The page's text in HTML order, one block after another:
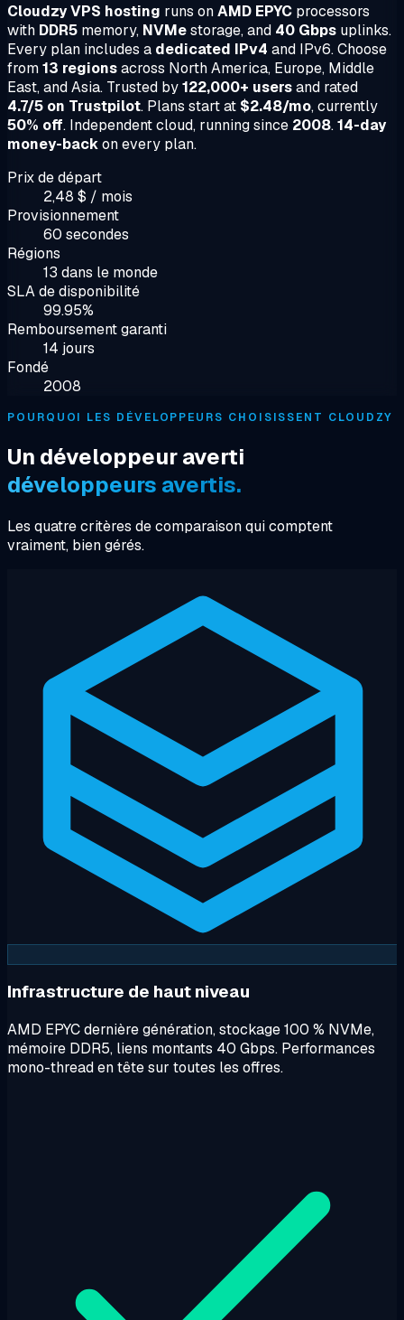
Cloudzy VPS hosting runs onAMD EPYC processors
with DDR5 memory, NVMestorage, and 40 Gbps uplinks.
Every plan includes a dedicated IPv4 and IPv6. Choose
from13 regionsacross North America, Europe, Middle
East, and Asia. Trusted by122,000+ usersand rated
4.7/5 on Trustpilot. Plans start at $2.48/mo, currently
50% off. Independent cloud, running since 2008.14-day
money-backon every plan.
Prix de départ
2,48 $ / mois
Provisionnement
60 secondes
Régions
13 dans le monde
SLA de disponibilité
99.95%
Remboursement garanti
14 jours
Fondé
2008
POURQUOI LES DÉVELOPPEURS CHOISISSENT CLOUDZY
Un développeur averti
développeurs avertis.
Les quatre critères de comparaison qui comptent
vraiment, bien gérés.
Infrastructure de haut niveau
AMD EPYC dernière génération, stockage 100 % NVMe,
mémoire DDR5, liens montants 40 Gbps. Performances
mono-thread en tête sur toutes les offres.